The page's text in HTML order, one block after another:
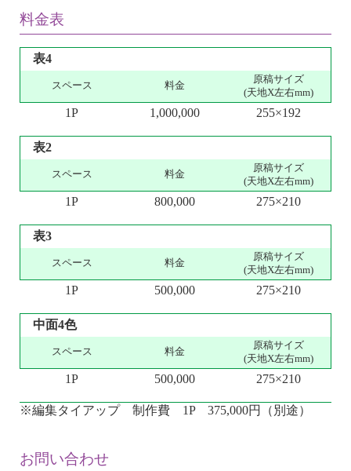
料金表
表4
スペース 料金
原稿サイズ
(天地X左右mm)
1P 1,000,000 255×192
表2
スペース 料金
原稿サイズ
(天地X左右mm)
1P 800,000 275×210
表3
スペース 料金
原稿サイズ
(天地X左右mm)
1P 500,000 275×210
中面4色
スペース 料金
原稿サイズ
(天地X左右mm)
1P 500,000 275×210
※編集タイアップ 制作費 1P 375,000円（別途）
お問い合わせ